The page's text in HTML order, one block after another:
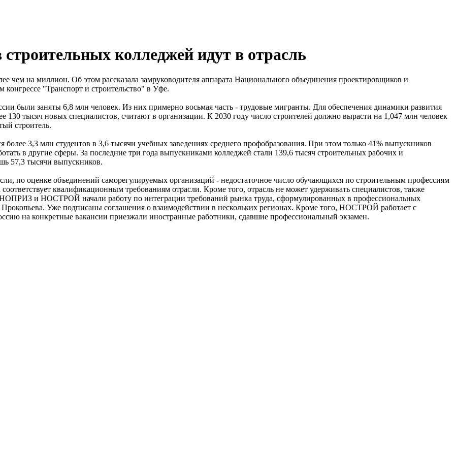
колледжей идут в отрасль
чем на миллион. Об этом рассказала замруководителя аппарата Национального объединения проектировщиков и
"Транспорт и строительство" в Уфе.
были заняты 6,8 млн человек. Из них примерно восьмая часть - трудовые мигранты. Для обеспечения динамики развития
130 тысяч новых специалистов, считают в организации. К 2030 году число строителей должно вырасти на 1,047 млн человек
строитель.
более 3,3 млн студентов в 3,6 тысячи учебных заведениях среднего профобразования. При этом только 41% выпускников
в другие сферы. За последние три года выпускниками колледжей стали 139,6 тысяч строительных рабочих и
57,3 тысячи выпускников.
по оценке объединений саморегулируемых организаций - недостаточное число обучающихся по строительным профессиям
квалификационным требованиям отрасли. Кроме того, отрасль не может удерживать специалистов, также
НОПРИЗ и НОСТРОЙ начали работу по интеграции требований рынка труда, сформулированных в профессиональных
Прокопьева. Уже подписаны соглашения о взаимодействии в нескольких регионах. Кроме того, НОСТРОЙ работает с
на конкретные вакансии приезжали иностранные работники, сдавшие профессиональный экзамен.